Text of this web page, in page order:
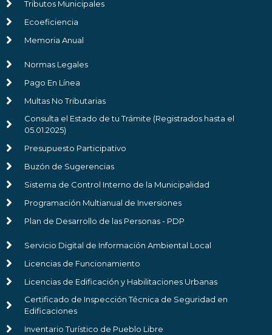
Tributos Municipales
Ecoeficiencia
Memoria Anual
Normas Legales
Pago En Línea
Multas No Tributarias
Consulta el Estado de tu Trámite (Registrados hasta el
05.01.2025)
Presupuesto Participativo
Buzón de Sugerencias
Sistema de Control Interno de la Municipalidad
Programación Multianual de Inversiones
Plan de Desarrollo de las Personas - PDP
Servicio Digital de Información Ambiental Local
Licencias de Funcionamiento
Licencias de Edificación y Habilitaciones Urbanas
Certificado de Inspección Técnica de Seguridad en
Edificaciones
Inventario Turístico de Pueblo Libre